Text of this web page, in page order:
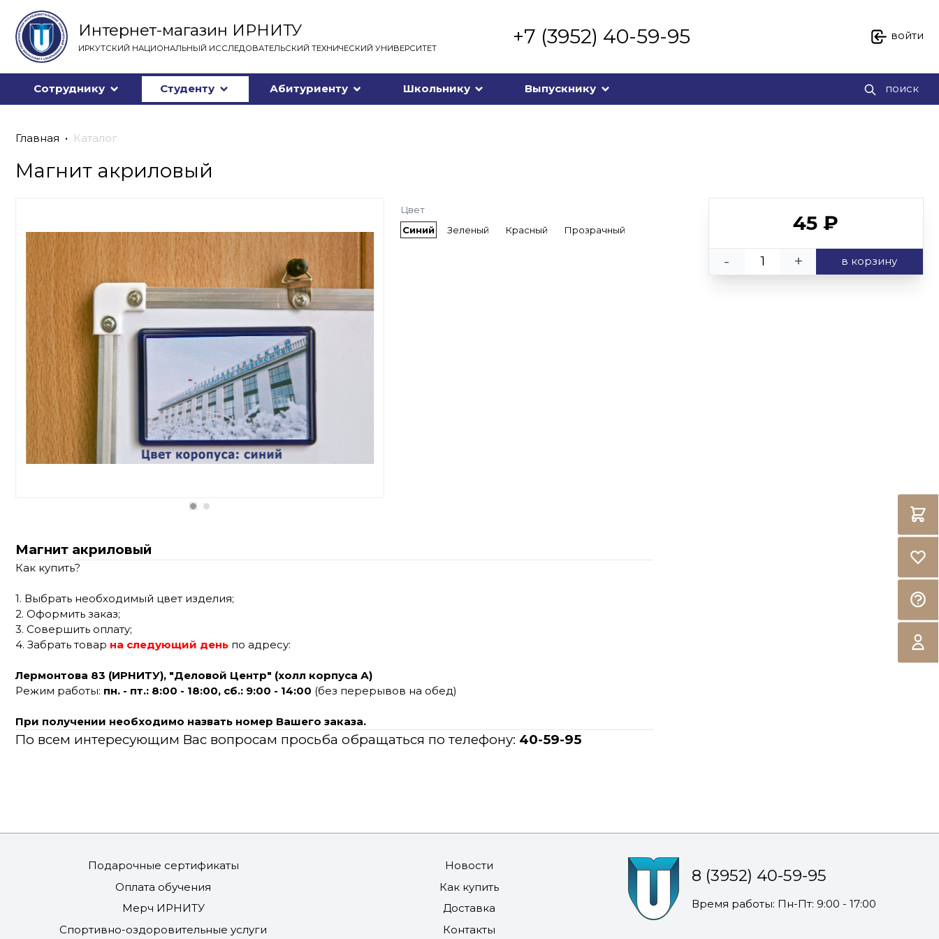
Интернет-магазин ИРНИТУ
ИРКУТСКИЙ НАЦИОНАЛЬНЫЙ ИССЛЕДОВАТЕЛЬСКИЙ ТЕХНИЧЕСКИЙ УНИВЕРСИТЕТ +7 (3952) 40-59-95 войти
Сотруднику Студенту Абитуриенту Школьнику Выпускнику поиск
Главная Каталог
Магнит акриловый
Цвет
Синий
Зеленый Красный Прозрачный 45 ₽
- + в корзину
Магнит акриловый
Как купить?
1. Выбрать необходимый цвет изделия;
2. Оформить заказ;
3. Совершить оплату;
4. Забрать товар на следующий день по адресу:
Лермонтова 83 (ИРНИТУ), "Деловой Центр" (холл корпуса А)
Режим работы: пн. - пт.: 8:00 - 18:00, сб.: 9:00 - 14:00 (без перерывов на обед)
При получении необходимо назвать номер Вашего заказа.
По всем интересующим Вас вопросам просьба обращаться по телефону: 40-59-95
Подарочные сертификаты
Оплата обучения
Мерч ИРНИТУ
Спортивно-оздоровительные услуги
Новости
Как купить
Доставка
Контакты
8 (3952) 40-59-95
Время работы: Пн-Пт: 9:00 - 17:00